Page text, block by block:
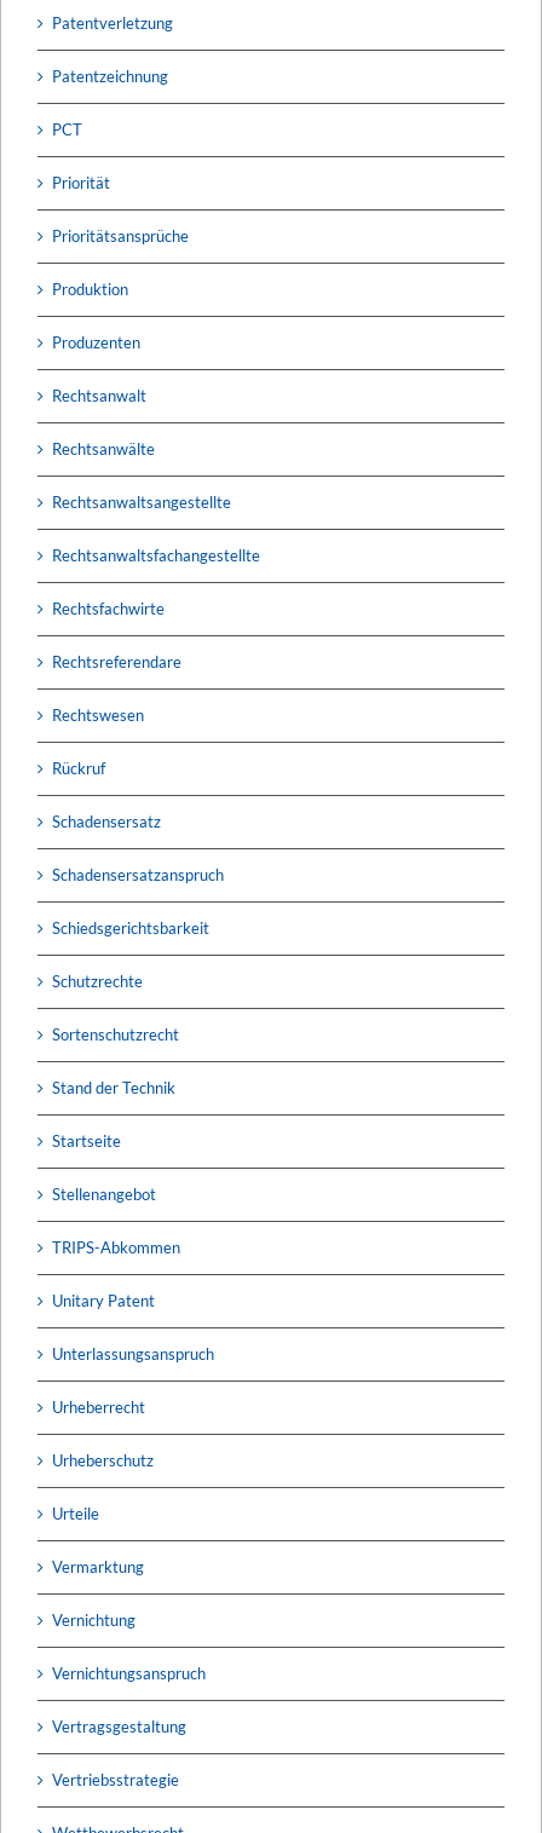
Patentverletzung
Patentzeichnung
PCT
Priorität
Prioritätsansprüche
Produktion
Produzenten
Rechtsanwalt
Rechtsanwälte
Rechtsanwaltsangestellte
Rechtsanwaltsfachangestellte
Rechtsfachwirte
Rechtsreferendare
Rechtswesen
Rückruf
Schadensersatz
Schadensersatzanspruch
Schiedsgerichtsbarkeit
Schutzrechte
Sortenschutzrecht
Stand der Technik
Startseite
Stellenangebot
TRIPS-Abkommen
Unitary Patent
Unterlassungsanspruch
Urheberrecht
Urheberschutz
Urteile
Vermarktung
Vernichtung
Vernichtungsanspruch
Vertragsgestaltung
Vertriebsstrategie